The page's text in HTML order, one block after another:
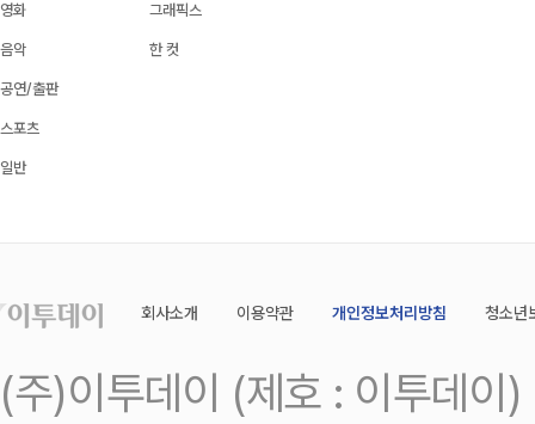
영화
음악
공연/출판
스포츠
일반
그래픽스
한 컷
회사소개 이용약관 개인정보처리방침 청소년
(주)이투데이 (제호 : 이투데